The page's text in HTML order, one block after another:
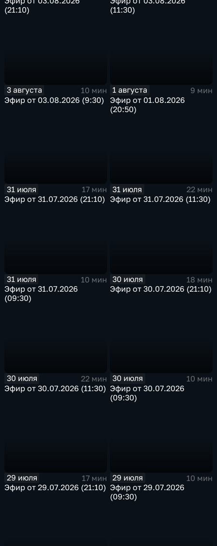
(21:10)
(11:30)
3 августа
10 мин
Эфир от 03.08.2026 (9:30)
1 августа
9 мин
Эфир от 01.08.2026
(20:50)
31 июля
17 мин
Эфир от 31.07.2026 (21:10)
31 июля
22 мин
Эфир от 31.07.2026 (11:30)
31 июля
10 мин
Эфир от 31.07.2026
(09:30)
30 июля
18 мин
Эфир от 30.07.2026 (21:10)
30 июля
22 мин
Эфир от 30.07.2026 (11:30)
30 июля
10 мин
Эфир от 30.07.2026
(09:30)
29 июля
17 мин
Эфир от 29.07.2026 (21:10)
29 июля
10 мин
Эфир от 29.07.2026
(09:30)